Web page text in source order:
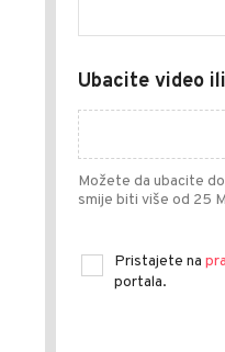
Ubacite video
Možete da ubacite
smije biti više od 25
Pristajete na
portala.